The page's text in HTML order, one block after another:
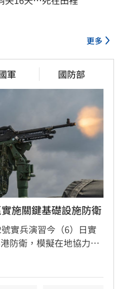
更多
軍 國防部
施關鍵基礎設施防衛
實兵演習今（6）日實
防衛，模擬在地協力者
務警察先期應處，並依